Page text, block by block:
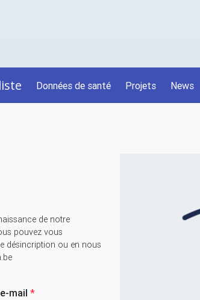
Données de santé Projets News
de notre
pouvez vous
désincription ou en nous
mail *